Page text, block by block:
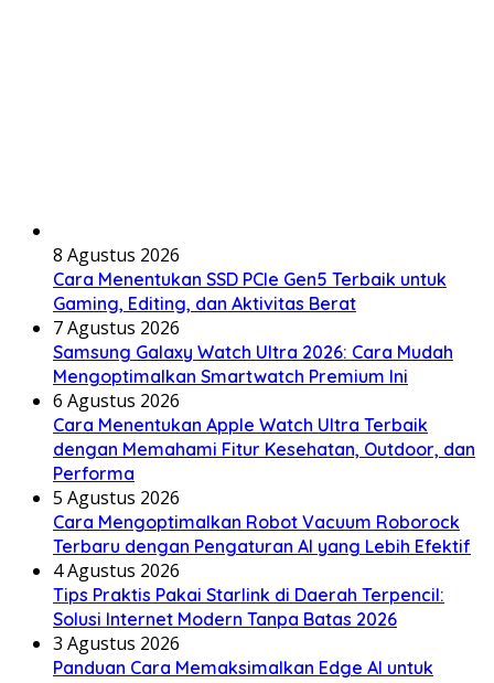
8 Agustus 2026
Cara Menentukan SSD PCIe Gen5 Terbaik untuk
Gaming, Editing, dan Aktivitas Berat
7 Agustus 2026
Samsung Galaxy Watch Ultra 2026: Cara Mudah
Mengoptimalkan Smartwatch Premium Ini
6 Agustus 2026
Cara Menentukan Apple Watch Ultra Terbaik
dengan Memahami Fitur Kesehatan, Outdoor, dan
Performa
5 Agustus 2026
Cara Mengoptimalkan Robot Vacuum Roborock
Terbaru dengan Pengaturan AI yang Lebih Efektif
4 Agustus 2026
Tips Praktis Pakai Starlink di Daerah Terpencil:
Solusi Internet Modern Tanpa Batas 2026
3 Agustus 2026
Panduan Cara Memaksimalkan Edge AI untuk